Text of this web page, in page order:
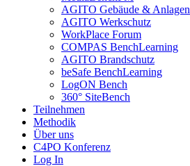
AGITO Gebäude & Anlagen
AGITO Werkschutz
WorkPlace Forum
COMPAS BenchLearning
AGITO Brandschutz
beSafe BenchLearning
LogON Bench
360° SiteBench
Teilnehmen
Methodik
Über uns
C4PO Konferenz
Log In